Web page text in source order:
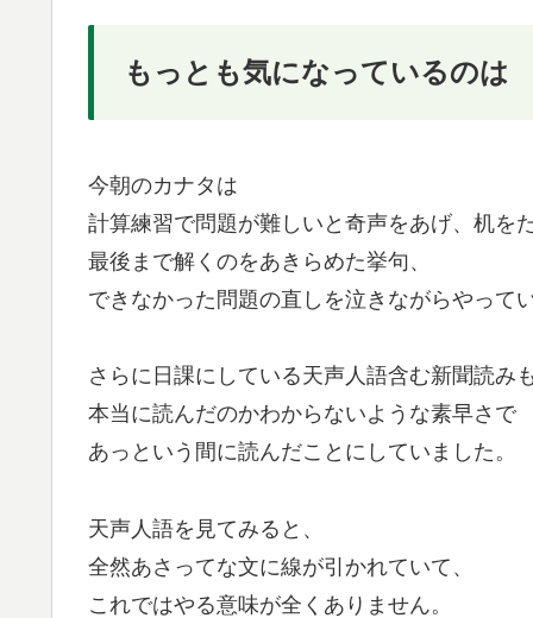
もっとも気になっているのは
今朝のカナタは
計算練習で問題が難しいと奇声をあげ、机をた
最後まで解くのをあきらめた挙句、
できなかった問題の直しを泣きながらやって
さらに日課にしている天声人語含む新聞読みも
本当に読んだのかわからないような素早さで
あっという間に読んだことにしていました。
天声人語を見てみると、
全然あさってな文に線が引かれていて、
これではやる意味が全くありません。